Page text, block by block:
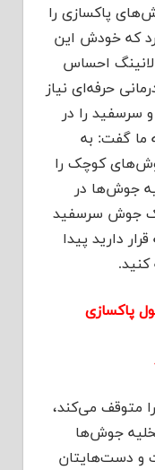
پاکسازی را
که خودش این
لانینگ احساس
حرفه‌ای نیاز
سرسفید را در
ما گفت: به
کوچک را
جوش‌ها در
جوش سرسفید
دارید پیدا
پاکسازی
متوقف می‌کند،
جوش‌ها
و دست‌هایتان